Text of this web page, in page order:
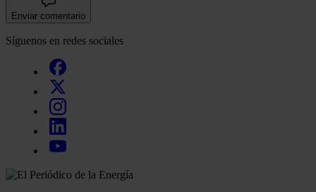
Enviar comentario
Síguenos en redes sociales